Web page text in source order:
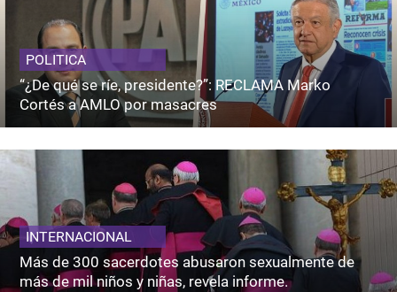
POLITICA
“¿De qué se ríe, presidente?”: RECLAMA Marko
Cortés a AMLO por masacres
INTERNACIONAL
Más de 300 sacerdotes abusaron sexualmente de
más de mil niños y niñas, revela informe.